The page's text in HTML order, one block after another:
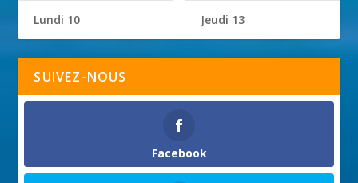
Lundi 10 Jeudi 13
SUIVEZ-NOUS
Facebook